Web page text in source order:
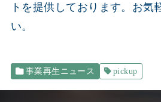
トを提供しております。お気
い。
事業再生ニュース pickup